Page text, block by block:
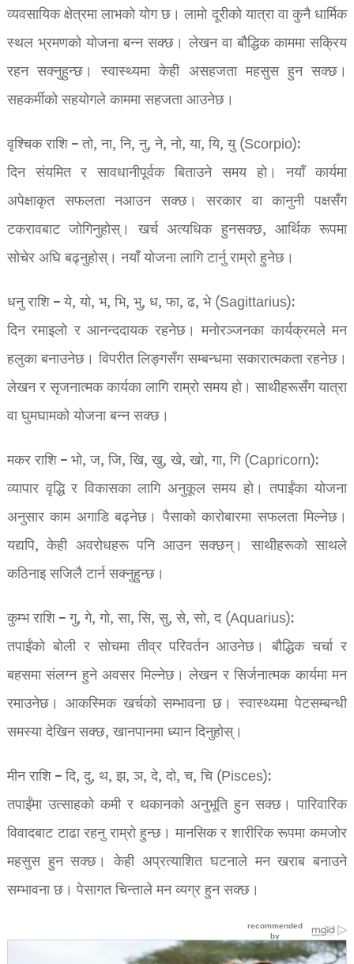
व्यवसायिक क्षेत्रमा लाभको योग छ। लामो दूरीको यात्रा वा कुनै धार्मिक
स्थल भ्रमणको योजना बन्न सक्छ। लेखन वा बौद्धिक काममा सक्रिय
रहन सक्नुहुन्छ। स्वास्थ्यमा केही असहजता महसुस हुन सक्छ।
सहकर्मीको सहयोगले काममा सहजता आउनेछ।
वृश्चिक राशि – तो, ना, नि, नु, ने, नो, या, यि, यु (Scorpio):
दिन संयमित र सावधानीपूर्वक बिताउने समय हो। नयाँ कार्यमा
अपेक्षाकृत सफलता नआउन सक्छ। सरकार वा कानुनी पक्षसँग
टकरावबाट जोगिनुहोस्। खर्च अत्यधिक हुनसक्छ, आर्थिक रूपमा
सोचेर अघि बढ्नुहोस्। नयाँ योजना लागि टार्नु राम्रो हुनेछ।
धनु राशि – ये, यो, भ, भि, भु, ध, फा, ढ, भे (Sagittarius):
दिन रमाइलो र आनन्ददायक रहनेछ। मनोरञ्जनका कार्यक्रमले मन
हलुका बनाउनेछ। विपरीत लिङ्गसँग सम्बन्धमा सकारात्मकता रहनेछ।
लेखन र सृजनात्मक कार्यका लागि राम्रो समय हो। साथीहरूसँग यात्रा
वा घुमघामको योजना बन्न सक्छ।
मकर राशि – भो, ज, जि, खि, खु, खे, खो, गा, गि (Capricorn):
व्यापार वृद्धि र विकासका लागि अनुकूल समय हो। तपाईंका योजना
अनुसार काम अगाडि बढ्नेछ। पैसाको कारोबारमा सफलता मिल्नेछ।
यद्यपि, केही अवरोधहरू पनि आउन सक्छन्। साथीहरूको साथले
कठिनाइ सजिलै टार्न सक्नुहुन्छ।
कुम्भ राशि – गु, गे, गो, सा, सि, सु, से, सो, द (Aquarius):
तपाईंको बोली र सोचमा तीव्र परिवर्तन आउनेछ। बौद्धिक चर्चा र
बहसमा संलग्न हुने अवसर मिल्नेछ। लेखन र सिर्जनात्मक कार्यमा मन
रमाउनेछ। आकस्मिक खर्चको सम्भावना छ। स्वास्थ्यमा पेटसम्बन्धी
समस्या देखिन सक्छ, खानपानमा ध्यान दिनुहोस्।
मीन राशि – दि, दु, थ, झ, ञ, दे, दो, च, चि (Pisces):
तपाईंमा उत्साहको कमी र थकानको अनुभूति हुन सक्छ। पारिवारिक
विवादबाट टाढा रहनु राम्रो हुन्छ। मानसिक र शारीरिक रूपमा कमजोर
महसुस हुन सक्छ। केही अप्रत्याशित घटनाले मन खराब बनाउने
सम्भावना छ। पेसागत चिन्ताले मन व्यग्र हुन सक्छ।